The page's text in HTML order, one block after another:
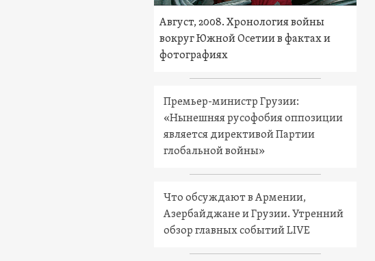
Август, 2008. Хронология войны
вокруг Южной Осетии в фактах и
фотографиях
Премьер-министр Грузии:
«Нынешняя русофобия оппозиции
является директивой Партии
глобальной войны»
Что обсуждают в Армении,
Азербайджане и Грузии. Утренний
обзор главных событий LIVE